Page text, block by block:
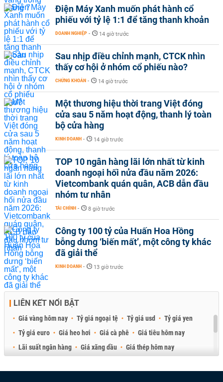
Điện Máy Xanh muốn phát hành cổ
phiếu với tỷ lệ 1:1 để tăng thanh khoản
DOANH NGHIỆP - 14 giờ trước
Sau nhịp điều chỉnh mạnh, CTCK nhìn
thấy cơ hội ở nhóm cổ phiếu nào?
CHỨNG KHOÁN - 14 giờ trước
Một thương hiệu thời trang Việt đóng
cửa sau 5 năm hoạt động, thanh lý toàn
bộ cửa hàng
KINH DOANH - 14 giờ trước
TOP 10 ngân hàng lãi lớn nhất từ kinh
doanh ngoại hối nửa đầu năm 2026:
Vietcombank quán quân, ACB dẫn đầu
nhóm tư nhân
TÀI CHÍNH - 8 giờ trước
Công ty 100 tỷ của Huấn Hoa Hồng
bỗng dưng ‘biến mất’, một công ty khác
đã giải thể
KINH DOANH - 13 giờ trước
LIÊN KẾT NỔI BẬT
Giá vàng hôm nay Tỷ giá ngoại tệ Tỷ giá usd
Tỷ giá yen
Tỷ giá euro
Giá heo hơi Giá cà phê
Giá tiêu hôm nay
Lãi suất ngân hàng
Giá xăng dầu
Giá thép hôm nay